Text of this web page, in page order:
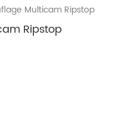
Multicam Ripstop
Ripstop